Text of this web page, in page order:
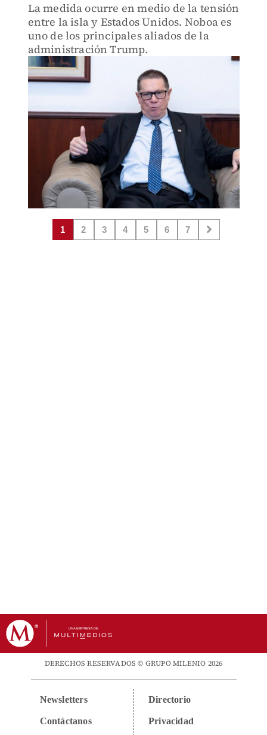
La medida ocurre en medio de la tensión
entre la isla y Estados Unidos. Noboa es
uno de los principales aliados de la
administración Trump.
1 2 3 4 5 6 7
DERECHOS RESERVADOS © GRUPO MILENIO 2026
Newsletters
Contáctanos
Directorio
Privacidad